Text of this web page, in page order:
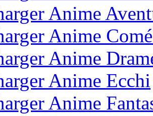
Anime
Anime
Anime
Anime Ecchi
Anime